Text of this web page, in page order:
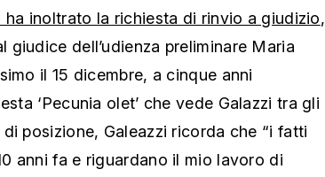
ha inoltrato la richiesta di rinvio a giudizio,
giudice dell’udienza preliminare Maria
il 15 dicembre, a cinque anni
‘Pecunia olet’ che vede Galazzi tra gli
posizione, Galeazzi ricorda che “i fatti
anni fa e riguardano il mio lavoro di